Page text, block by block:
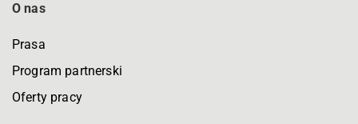
O nas
Prasa
Program partnerski
Oferty pracy